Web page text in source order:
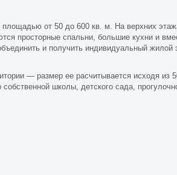
от 50 до 600 кв. м. На верхних
просторные спальни, большие кухни и
и получить индивидуальный жилой
— размер ее расчитывается исходя из
школы, детского сада,